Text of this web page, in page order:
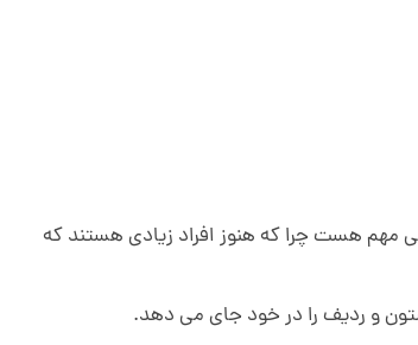
مهم هست چرا که هنوز افراد زیادی هستند که
و ردیف را در خود جای می دهد.